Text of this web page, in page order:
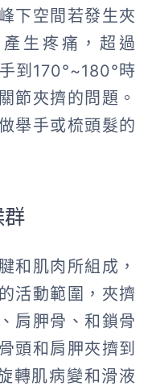
下空間若發生夾
生疼痛，超過
到170°~180°時
節夾擠的問題。
舉手或梳頭髮的
群
和肌肉所組成，
活動範圍，夾擠
肩胛骨、和鎖骨
頭和肩胛夾擠到
轉肌病變和滑液